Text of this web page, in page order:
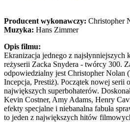
Producent wykonawczy: Christopher
Muzyka: Hans Zimmer
Opis filmu:
Ekranizacja jednego z
reżyserii Zacka Snydera - twórcy 300.
odpowiedzialny jest Christopher Nolan
Incepcja, Prestiż). Początek nowej serii
największych superbohaterów.
Kevin Costner, Amy Adams, Henry
efekty specjalne i niebanalna fabuła
to jeden z największych hitów